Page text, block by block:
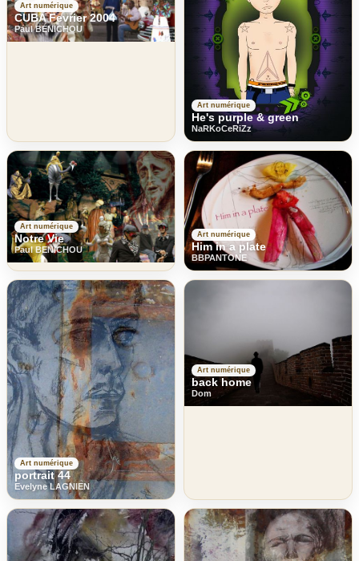
Art numérique
CUBA Fevrier 2004
Paul BENICHOU
Art numérique
He's purple & green
NaRKoCeRiZz
Art numérique
Notre Vie
Paul BENICHOU
Art numérique
Him in a plate
BBPANTONE
Art numérique
portrait 44
Evelyne LAGNIEN
Art numérique
back home
Dom